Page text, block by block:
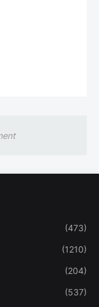
(473)
(1210)
(204)
(537)